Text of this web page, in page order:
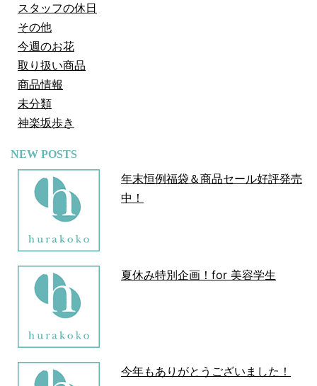
スタッフの休日
その他
今週のお花
取り扱い商品
商品情報
未分類
神楽坂歩き
NEW POSTS
年末恒例福袋＆商品セール好評発売
中！
夏休み特別企画！for 美容学生
今年もありがとうございました！